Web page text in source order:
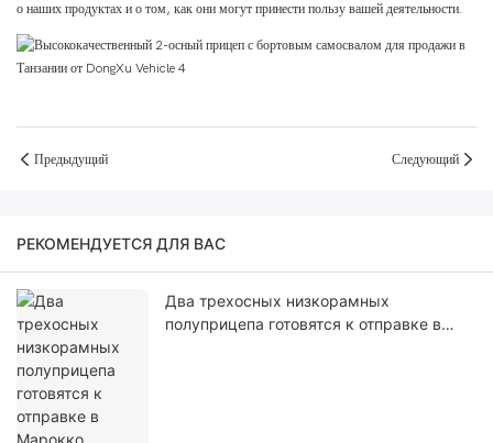
о наших продуктах и ​​о том, как они могут принести пользу вашей деятельности.
Предыдущий Следующий
РЕКОМЕНДУЕТСЯ ДЛЯ ВАС
Два трехосных низкорамных
полуприцепа готовятся к отправке в